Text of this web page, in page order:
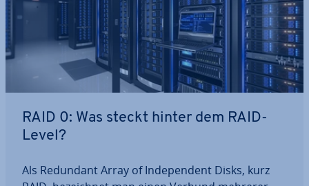
RAID 0: Was steckt hinter dem RAID-
Level?
Als Redundant Array of In­de­pen­dent Disks, kurz